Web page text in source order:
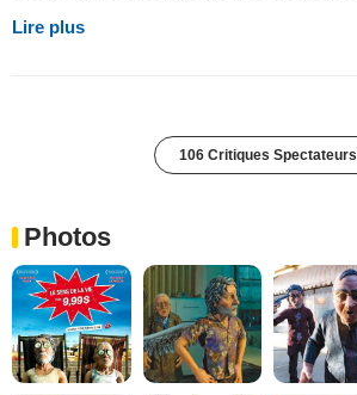
Lire plus
106 Critiques Spectateurs
Photos